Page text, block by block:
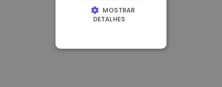
MOSTRAR
DETALHES